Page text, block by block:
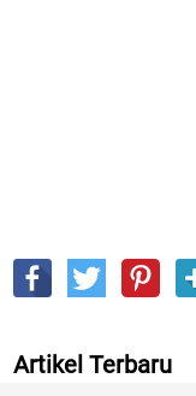
Artikel Terbaru